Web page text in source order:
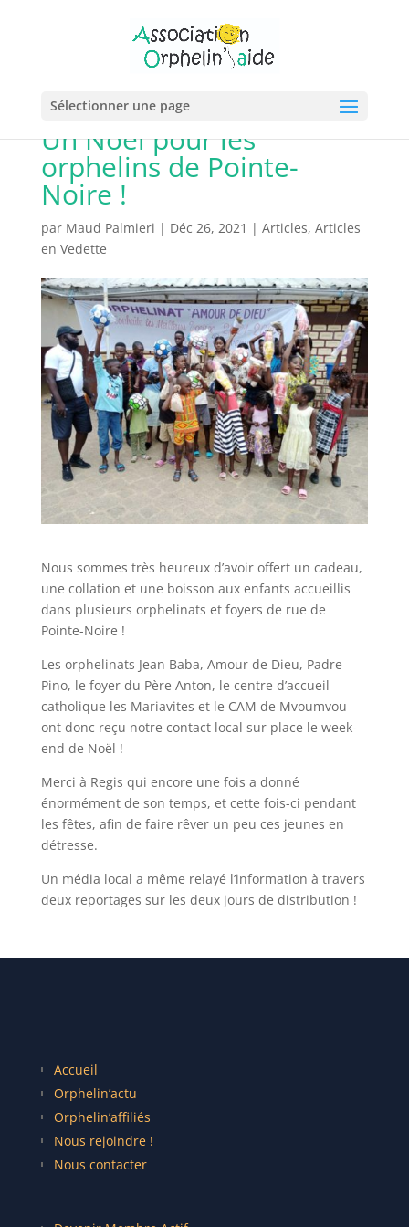
Sélectionner une page
Un Noël pour les
orphelins de Pointe-
Noire !
par Maud Palmieri | Déc 26, 2021 | Articles, Articles
en Vedette
Nous sommes très heureux d’avoir offert un cadeau,
une collation et une boisson aux enfants accueillis
dans plusieurs orphelinats et foyers de rue de
Pointe-Noire !
Les orphelinats Jean Baba, Amour de Dieu, Padre
Pino, le foyer du Père Anton, le centre d’accueil
catholique les Mariavites et le CAM de Mvoumvou
ont donc reçu notre contact local sur place le week-
end de Noël !
Merci à Regis qui encore une fois a donné
énormément de son temps, et cette fois-ci pendant
les fêtes, afin de faire rêver un peu ces jeunes en
détresse.
Un média local a même relayé l’information à travers
deux reportages sur les deux jours de distribution !
Accueil
Orphelin’actu
Orphelin’affiliés
Nous rejoindre !
Nous contacter